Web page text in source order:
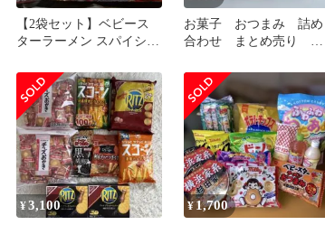
【2袋セット】ベビース
ターラーメン スパイシー
6袋
お菓子 おつまみ 詰め
合わせ まとめ売り 非
¥3,100 ¥1,700